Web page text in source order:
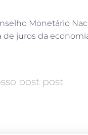
Monetário
de juros da
post post